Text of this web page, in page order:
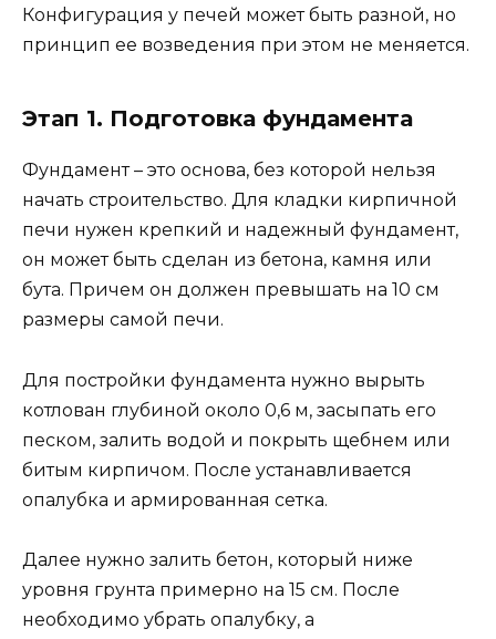
Конфигурация у печей может быть разной, но
принцип ее возведения при этом не меняется.
Этап 1. Подготовка фундамента
Фундамент – это основа, без которой нельзя
начать строительство. Для кладки кирпичной
печи нужен крепкий и надежный фундамент,
он может быть сделан из бетона, камня или
бута. Причем он должен превышать на 10 см
размеры самой печи.
Для постройки фундамента нужно вырыть
котлован глубиной около 0,6 м, засыпать его
песком, залить водой и покрыть щебнем или
битым кирпичом. После устанавливается
опалубка и армированная сетка.
Далее нужно залить бетон, который ниже
уровня грунта примерно на 15 см. После
необходимо убрать опалубку, а